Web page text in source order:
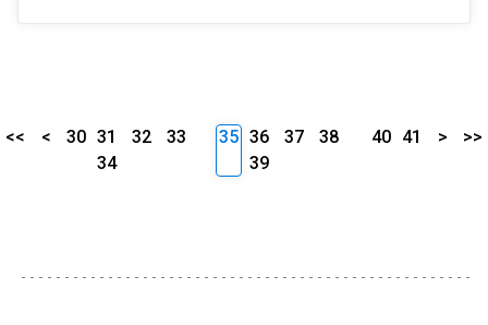
<< < 30 31 32
33
34
35 36 37
38
39
40 41 > >>